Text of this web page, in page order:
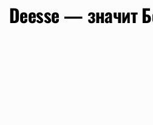
Deesse — значит